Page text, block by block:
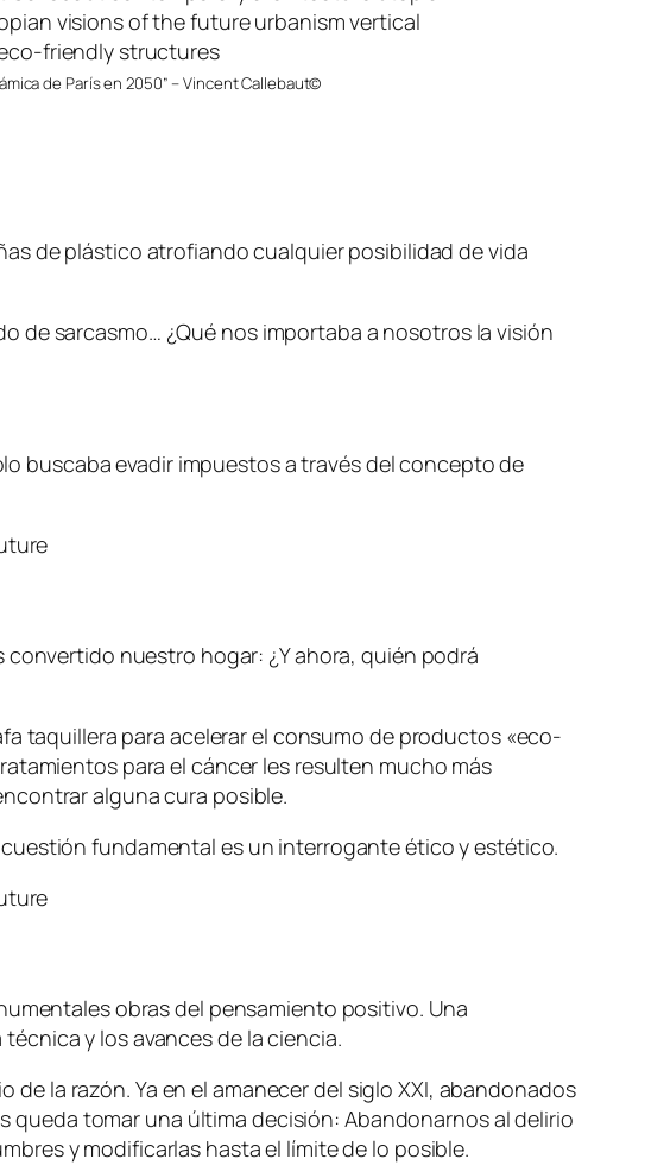
de París en 2050” – Vincent Callebaut©
de plástico atrofiando cualquier posibilidad de vida
de sarcasmo… ¿Qué nos importaba a nosotros la visión
buscaba evadir impuestos a través del concepto de
nuestro hogar: ¿Y ahora, quién podrá
taquillera para acelerar el consumo de productos «eco-
para el cáncer les resulten mucho más
alguna cura posible.
fundamental es un interrogante ético y estético.
obras del pensamiento positivo. Una
y los avances de la ciencia.
la razón. Ya en el amanecer del siglo XXI, abandonados
tomar una última decisión: Abandonarnos al delirio
y modificarlas hasta el límite de lo posible.